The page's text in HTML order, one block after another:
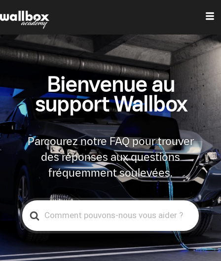
Bienvenue au
support Wallbox
Parcourez notre FAQ pour trouver
des réponses aux questions
fréquemment soulevées.
Search
For